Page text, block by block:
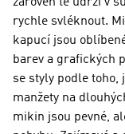
rychle svléknout.
kapucí jsou
barev a grafických
se styly podle
manžety na
mikin jsou pevné,